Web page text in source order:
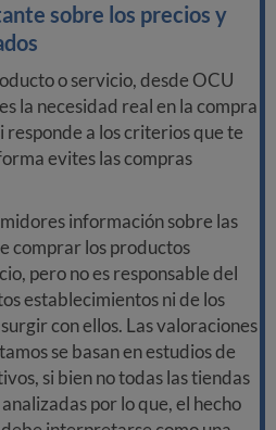
sobre los precios y
o servicio, desde OCU
la necesidad real en la compra
responde a los criterios que te
evites las compras
información sobre las
comprar los productos
pero no es responsable del
establecimientos ni de los
con ellos. Las valoraciones
se basan en estudios de
si bien no todas las tiendas
por lo que, el hecho